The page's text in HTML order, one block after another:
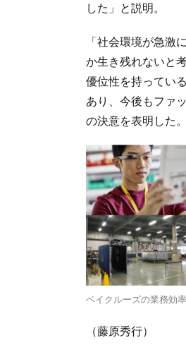
した」と説明。
「社会環境が急激
か生き残れないと
優位性を持ってい
あり、今後もファ
の決意を表明した。
ベイクルーズの業務効
（藤原秀行）